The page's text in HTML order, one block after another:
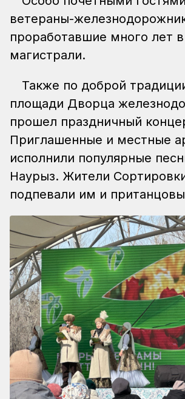
ветераны-
проработавшие много лет
магистрали.
Также по доброй
площади Дворца
прошел праздничный
Приглашенные и местные
исполнили популярные
Наурыз. Жители
подпевали им и